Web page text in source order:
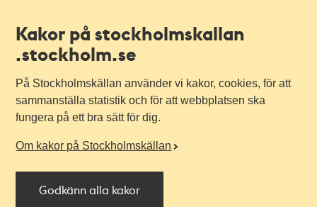
Kakor på stockholmskallan
.stockholm.se
På Stockholmskällan använder vi kakor, cookies, för att
sammanställa statistik och för att webbplatsen ska
fungera på ett bra sätt för dig.
Om kakor på Stockholmskällan
Godkänn alla kakor